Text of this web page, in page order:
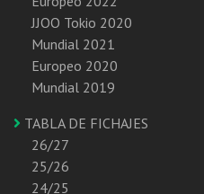
JJOO Tokio 2020
Mundial 2021
Europeo 2020
Mundial 2019
TABLA DE FICHAJES
26/27
25/26
24/25